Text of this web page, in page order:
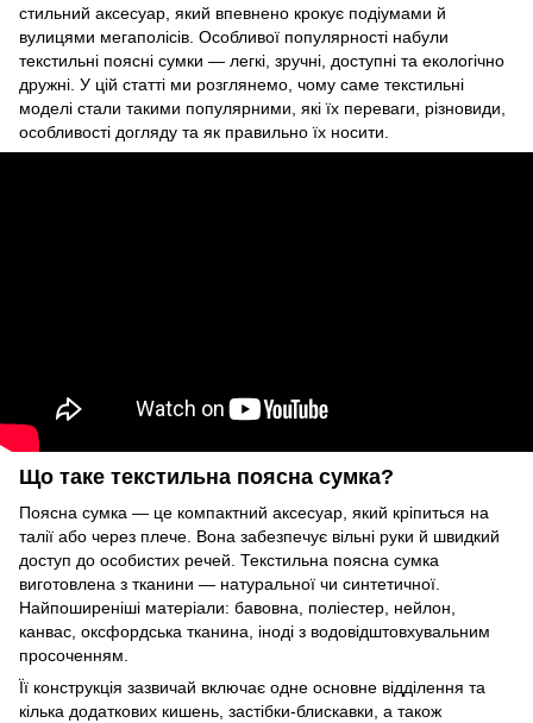
стильний аксесуар, який впевнено крокує подіумами й
вулицями мегаполісів. Особливої популярності набули
текстильні поясні сумки — легкі, зручні, доступні та екологічно
дружні. У цій статті ми розглянемо, чому саме текстильні
моделі стали такими популярними, які їх переваги, різновиди,
особливості догляду та як правильно їх носити.
Що таке текстильна поясна сумка?
Поясна сумка — це компактний аксесуар, який кріпиться на
талії або через плече. Вона забезпечує вільні руки й швидкий
доступ до особистих речей. Текстильна поясна сумка
виготовлена з тканини — натуральної чи синтетичної.
Найпоширеніші матеріали: бавовна, поліестер, нейлон,
канвас, оксфордська тканина, іноді з водовідштовхувальним
просоченням.
Її конструкція зазвичай включає одне основне відділення та
кілька додаткових кишень, застібки-блискавки, а також